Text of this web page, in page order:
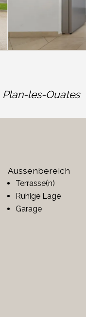
Plan-les-Ouates
Aussenbereich
Terrasse(n)
Ruhige Lage
Garage